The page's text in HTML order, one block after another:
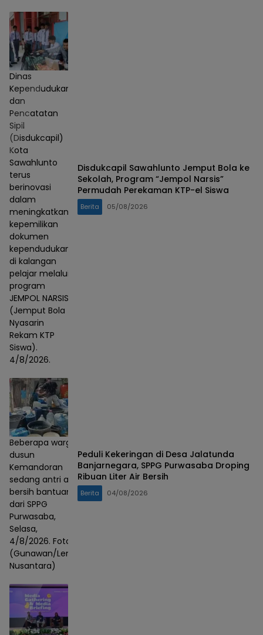
Dinas
Kependudukan
dan
Pencatatan
Sipil
(Disdukcapil)
Kota
Sawahlunto
terus
berinovasi
dalam
meningkatkan
kepemilikan
dokumen
kependudukan
di kalangan
pelajar melalui
program
JEMPOL NARSIS
(Jemput Bola
Nyasarin
Rekam KTP
Siswa).
4/8/2026.
Disdukcapil Sawahlunto Jemput Bola ke
Sekolah, Program “Jempol Narsis”
Permudah Perekaman KTP-el Siswa
Berita 05/08/2026
Beberapa warga
dusun
Kemandoran
sedang antri air
bersih bantuan
dari SPPG
Purwasaba,
Selasa,
4/8/2026. Foto :
(Gunawan/Lensa
Nusantara)
Peduli Kekeringan di Desa Jalatunda
Banjarnegara, SPPG Purwasaba Droping
Ribuan Liter Air Bersih
Berita 04/08/2026